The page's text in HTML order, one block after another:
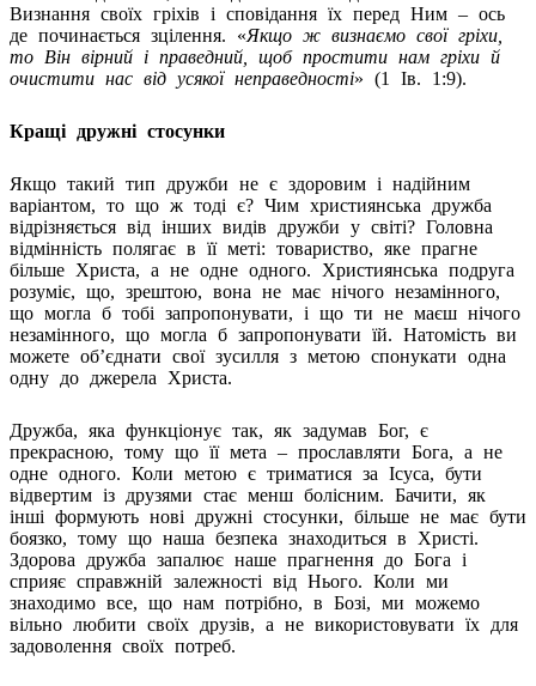
Визнання своїх гріхів і сповідання їх перед Ним – ось
де починається зцілення. «Якщо ж визнаємо свої гріхи,
то Він вірний і праведний, щоб простити нам гріхи й
очистити нас від усякої неправедності» (1 Ів. 1:9).
Кращі дружні стосунки
Якщо такий тип дружби не є здоровим і надійним
варіантом, то що ж тоді є? Чим християнська дружба
відрізняється від інших видів дружби у світі? Головна
відмінність полягає в її меті: товариство, яке прагне
більше Христа, а не одне одного. Християнська подруга
розуміє, що, зрештою, вона не має нічого незамінного,
що могла б тобі запропонувати, і що ти не маєш нічого
незамінного, що могла б запропонувати їй. Натомість ви
можете обʼєднати свої зусилля з метою спонукати одна
одну до джерела Христа.
Дружба, яка функціонує так, як задумав Бог, є
прекрасною, тому що її мета – прославляти Бога, а не
одне одного. Коли метою є триматися за Ісуса, бути
відвертим із друзями стає менш болісним. Бачити, як
інші формують нові дружні стосунки, більше не має бути
боязко, тому що наша безпека знаходиться в Христі.
Здорова дружба запалює наше прагнення до Бога і
сприяє справжній залежності від Нього. Коли ми
знаходимо все, що нам потрібно, в Бозі, ми можемо
вільно любити своїх друзів, а не використовувати їх для
задоволення своїх потреб.